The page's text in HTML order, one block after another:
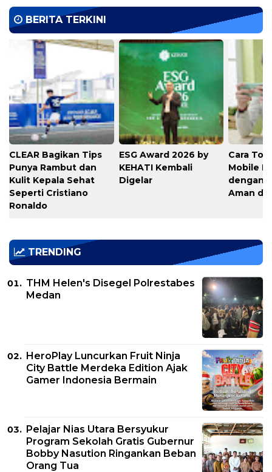
BERITA TERKINI
CLEAR Bagikan Tips
Punya Rambut dan
Kulit Kepala Sehat
Seperti Cristiano
Ronaldo
ESG Award 2026 by
KEHATI Kembali
Digelar
Cara
Mobile
dengan
Aman di
TRENDING
THM Helen's Disegel Polrestabes
Medan
HeroPlay Luncurkan Fruit Ninja
City Battle Merdeka Edition Ajak
Gamer Indonesia Bermain
Pelajar Nias Utara Bersyukur
Program Sekolah Gratis Gubernur
Bobby Nasution Ringankan Beban
Orang Tua